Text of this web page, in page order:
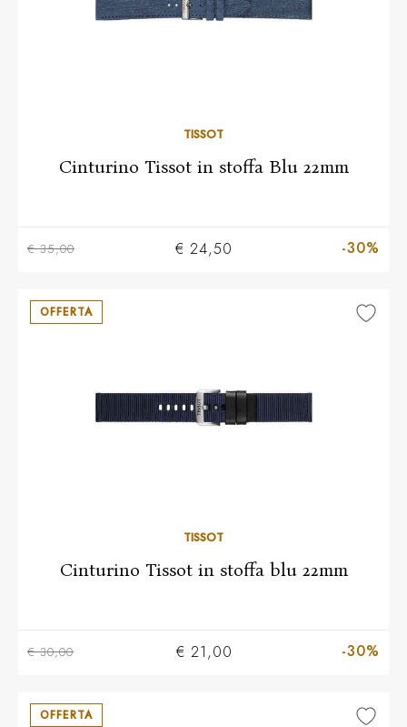
TISSOT
Cinturino Tissot in stoffa Blu 22mm
€ 35,00 € 24,50 -30%
OFFERTA
TISSOT
Cinturino Tissot in stoffa blu 22mm
€ 30,00 € 21,00 -30%
OFFERTA